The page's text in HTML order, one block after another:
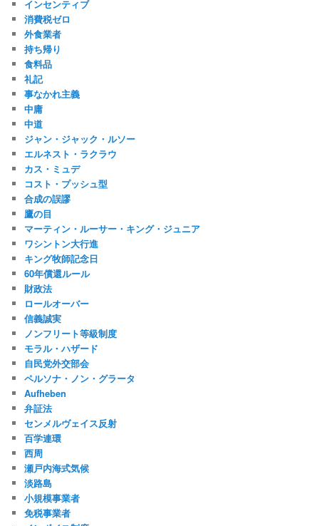
インセンティブ
消費税ゼロ
外食業者
持ち帰り
食料品
礼記
事なかれ主義
中庸
中道
ジャン・ジャック・ルソー
エルネスト・ラクラウ
カス・ミュデ
コスト・プッシュ型
合成の誤謬
鷹の目
マーティン・ルーサー・キング・ジュニア
ワシントン大行進
キング牧師記念日
60年償還ルール
財政法
ロールオーバー
信義誠実
ノンフリート等級制度
モラル・ハザード
自民党外交部会
ペルソナ・ノン・グラータ
Aufheben
弁証法
センメルヴェイス反射
百学連環
西周
瀬戸内海式気候
淡路島
小規模事業者
免税事業者